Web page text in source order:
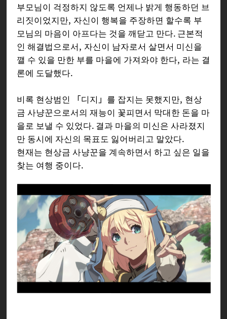
부모님이 걱정하지 않도록 언제나 밝게 행동하던 브
리짓이었지만, 자신이 행복을 주장하면 할수록 부
모님의 마음이 아프다는 것을 깨닫고 만다. 근본적
인 해결법으로서, 자신이 남자로서 살면서 미신을
깰 수 있을 만한 부를 마을에 가져와야 한다, 라는 결
론에 도달했다.
비록 현상범인 「디지」를 잡지는 못했지만, 현상
금 사냥꾼으로서의 재능이 꽃피면서 막대한 돈을 마
을로 보낼 수 있었다. 결과 마을의 미신은 사라졌지
만 동시에 자신의 목표도 잃어버리고 말았다.
현재는 현상금 사냥꾼을 계속하면서 하고 싶은 일을
찾는 여행 중이다.